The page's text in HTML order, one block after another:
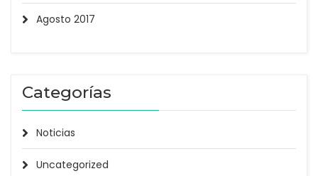
Agosto 2017
Categorías
Noticias
Uncategorized